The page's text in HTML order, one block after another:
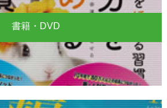
書籍・DVD